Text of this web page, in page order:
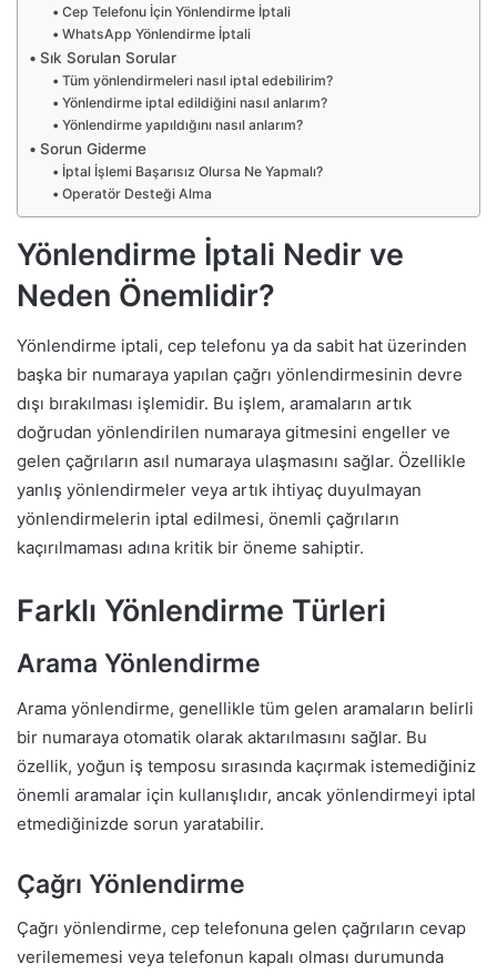
Cep Telefonu İçin Yönlendirme İptali
WhatsApp Yönlendirme İptali
Sık Sorulan Sorular
Tüm yönlendirmeleri nasıl iptal edebilirim?
Yönlendirme iptal edildiğini nasıl anlarım?
Yönlendirme yapıldığını nasıl anlarım?
Sorun Giderme
İptal İşlemi Başarısız Olursa Ne Yapmalı?
Operatör Desteği Alma
Yönlendirme İptali Nedir ve
Neden Önemlidir?
Yönlendirme iptali, cep telefonu ya da sabit hat üzerinden
başka bir numaraya yapılan çağrı yönlendirmesinin devre
dışı bırakılması işlemidir. Bu işlem, aramaların artık
doğrudan yönlendirilen numaraya gitmesini engeller ve
gelen çağrıların asıl numaraya ulaşmasını sağlar. Özellikle
yanlış yönlendirmeler veya artık ihtiyaç duyulmayan
yönlendirmelerin iptal edilmesi, önemli çağrıların
kaçırılmaması adına kritik bir öneme sahiptir.
Farklı Yönlendirme Türleri
Arama Yönlendirme
Arama yönlendirme, genellikle tüm gelen aramaların belirli
bir numaraya otomatik olarak aktarılmasını sağlar. Bu
özellik, yoğun iş temposu sırasında kaçırmak istemediğiniz
önemli aramalar için kullanışlıdır, ancak yönlendirmeyi iptal
etmediğinizde sorun yaratabilir.
Çağrı Yönlendirme
Çağrı yönlendirme, cep telefonuna gelen çağrıların cevap
verilememesi veya telefonun kapalı olması durumunda